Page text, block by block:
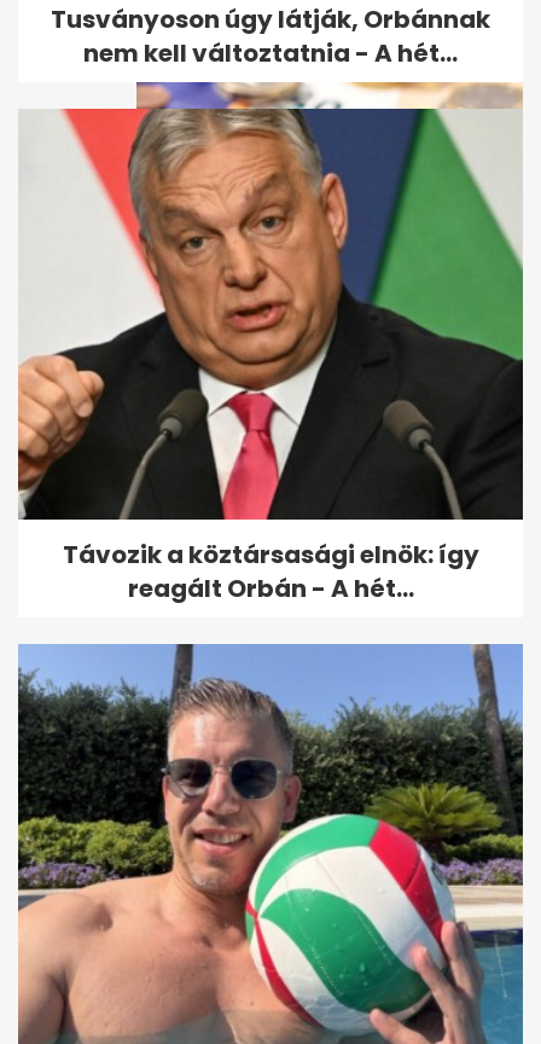
Megvan a kormány terve:
6000 milliárd forint uniós pénz
sorsa
Tusványoson úgy látják, Orbánnak
nem kell változtatnia - A hét...
Távozik a köztársasági elnök: így
reagált Orbán - A hét...